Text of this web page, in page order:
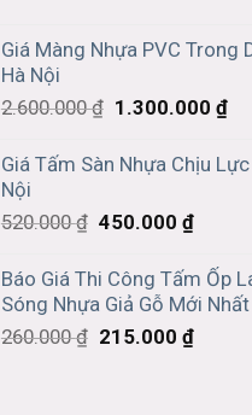
Giá Màng Nhựa PVC Trong
Hà Nội
2.600.000₫ 1.300.000 ₫
Giá Tấm Sàn Nhựa Chịu
Nội
520.000₫ 450.000 ₫
Báo Giá Thi Công Tấm Ốp
Sóng Nhựa Giả Gỗ Mới Nhất
260.000₫ 215.000 ₫